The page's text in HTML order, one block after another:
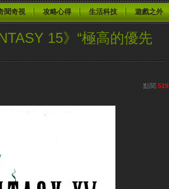
聞奇視 攻略心得 生活科技 遊戲之外
15》“極高的優先
點閱 519